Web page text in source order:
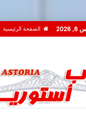
الصفحة الرئيسية